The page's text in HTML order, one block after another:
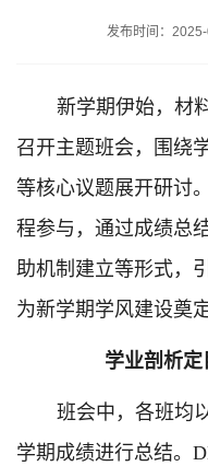
发布时间：
新学期伊始，材
召开主题班会，围绕
等核心议题展开研讨
程参与，通过成绩总
助机制建立等形式，
为新学期学风建设奠
学业剖析
班会中，各班均
学期成绩进行总结。